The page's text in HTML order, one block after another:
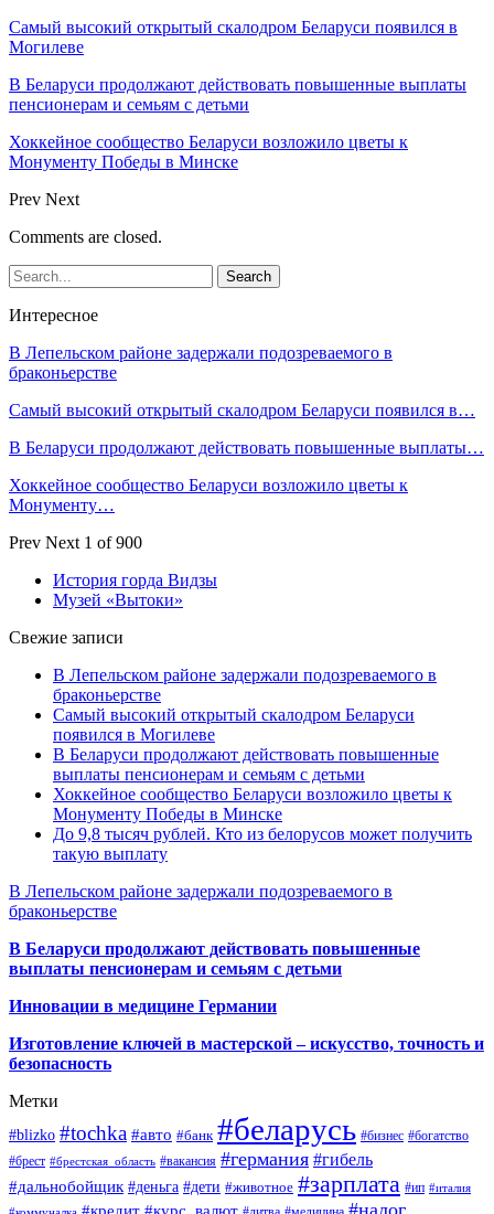
Самый высокий открытый скалодром Беларуси появился в
Могилеве
В Беларуси продолжают действовать повышенные выплаты
пенсионерам и семьям с детьми
Хоккейное сообщество Беларуси возложило цветы к
Монументу Победы в Минске
Prev Next
Comments are closed.
Интересное
В Лепельском районе задержали подозреваемого в
браконьерстве
Самый высокий открытый скалодром Беларуси появился в…
В Беларуси продолжают действовать повышенные выплаты…
Хоккейное сообщество Беларуси возложило цветы к
Монументу…
Prev Next 1 of 900
История горда Видзы
Музей «Вытоки»
Свежие записи
В Лепельском районе задержали подозреваемого в
браконьерстве
Самый высокий открытый скалодром Беларуси
появился в Могилеве
В Беларуси продолжают действовать повышенные
выплаты пенсионерам и семьям с детьми
Хоккейное сообщество Беларуси возложило цветы к
Монументу Победы в Минске
До 9,8 тысяч рублей. Кто из белорусов может получить
такую выплату
В Лепельском районе задержали подозреваемого в
браконьерстве
В Беларуси продолжают действовать повышенные
выплаты пенсионерам и семьям с детьми
Инновации в медицине Германии
Изготовление ключей в мастерской – искусство, точность и
безопасность
Метки
#blizko #tochka #авто #банк #беларусь #бизнес #богатство
#брест #брестская_область #вакансия #германия #гибель
#дальнобойщик #деньга #дети #животное #зарплата #ип #италия
#кредит #налог